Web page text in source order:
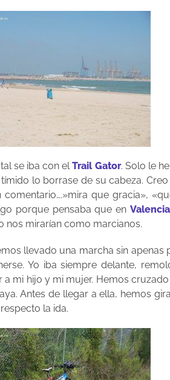
se iba con elTrail Gator. Solo le
lo borrase de su cabeza.
que gracia»,
porque pensaba que en Valencia
nos mirarían como marcianos.
llevado una marcha sin apenas
Yo iba siempre delante,
mi hijo y mi mujer. Hemos
Antes de llegar a ella, hemos
la ida.